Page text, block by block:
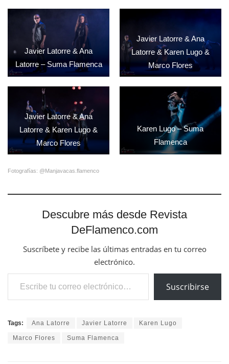
Javier Latorre & Ana
Latorre – Suma Flamenca
Javier Latorre & Ana
Latorre & Karen Lugo &
Marco Flores
Javier Latorre & Ana
Latorre & Karen Lugo &
Marco Flores
Karen Lugo – Suma
Flamenca
Fotografías: @Manjavacas.flamenco
Descubre más desde Revista
DeFlamenco.com
Suscríbete y recibe las últimas entradas en tu correo
electrónico.
Escribe tu correo electrónico…
Suscribirse
Tags: Ana Latorre Javier Latorre Karen Lugo
Marco Flores Suma Flamenca